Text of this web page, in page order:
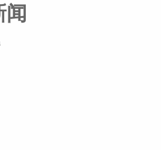
闻